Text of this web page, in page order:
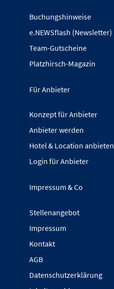
Buchungshinweise
e.NEWSflash (Newsletter)
Team-Gutscheine
Platzhirsch-Magazin
Für Anbieter
Konzept für Anbieter
Anbieter werden
Hotel & Location anbieten
Login für Anbieter
Impressum & Co
Stellenangebot
Impressum
Kontakt
AGB
Datenschutzerklärung